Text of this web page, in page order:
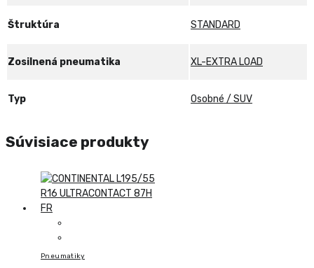
Štruktúra STANDARD
Zosilnená pneumatika XL-EXTRA LOAD
Typ Osobné / SUV
Súvisiace produkty
Pneumatiky